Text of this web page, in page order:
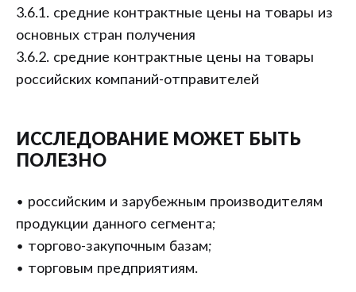
3.6.1. средние контрактные цены на товары из
основных стран получения
3.6.2. средние контрактные цены на товары
российских компаний-отправителей
ИССЛЕДОВАНИЕ МОЖЕТ БЫТЬ
ПОЛЕЗНО
• российским и зарубежным производителям
продукции данного сегмента;
• торгово-закупочным базам;
• торговым предприятиям.